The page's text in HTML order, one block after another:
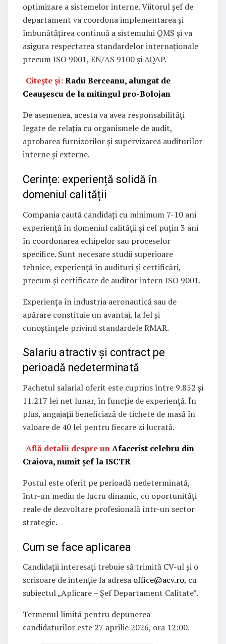
optimizare a sistemelor interne. Viitorul șef de
departament va coordona implementarea și
îmbunătățirea continuă a sistemului QMS și va
asigura respectarea standardelor internaționale
precum ISO 9001, EN/AS 9100 și AQAP.
Citește și:Radu Berceanu, alungat de
Ceaușescu de la mitingul pro-Bolojan
De asemenea, acesta va avea responsabilități
legate de relația cu organismele de audit,
aprobarea furnizorilor și supervizarea auditurilor
interne și externe.
Cerințe: experiență solidă în
domeniul calității
Compania caută candidați cu minimum 7-10 ani
experiență în domeniul calității și cel puțin 3 ani
în coordonarea echipelor sau proceselor
specifice. Sunt necesare studii superioare
tehnice, experiență în audituri și certificări,
precum și certificare de auditor intern ISO 9001.
Experiența în industria aeronautică sau de
apărare constituie un avantaj, la fel și
cunoștințele privind standardele RMAR.
Salariu atractiv și contract pe
perioadă nedeterminată
Pachetul salarial oferit este cuprins între 9.852 și
11.217 lei net lunar, în funcție de experiență. În
plus, angajații beneficiază de tichete de masă în
valoare de 40 lei pentru fiecare zi lucrată.
Află detalii despre unAfacerist celebru din
Craiova, numit șef la ISCTR
Postul este oferit pe perioadă nedeterminată,
într-un mediu de lucru dinamic, cu oportunități
reale de dezvoltare profesională într-un sector
strategic.
Cum se face aplicarea
Candidații interesați trebuie să trimită CV-ul și o
scrisoare de intenție la adresa office@acv.ro, cu
subiectul „Aplicare – Șef Departament Calitate”.
Termenul limită pentru depunerea
candidaturilor este 27 aprilie 2026, ora 12:00.